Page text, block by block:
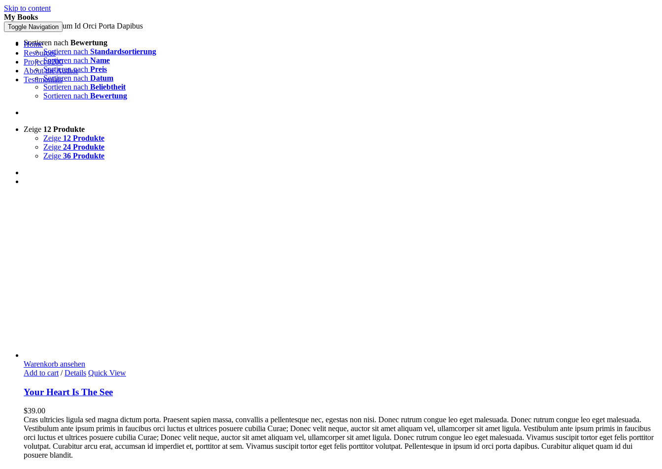
Skip to content
Toggle Navigation
Home
Resources
Project 8200
About the Author
Testimonials
My Books
Pellentesque In Ipsum Id Orci Porta Dapibus
Sortieren nach Bewertung
Sortieren nach Standardsortierung
Sortieren nach Name
Sortieren nach Preis
Sortieren nach Datum
Sortieren nach Beliebtheit
Sortieren nach Bewertung
Zeige 12 Produkte
Zeige 12 Produkte
Zeige 24 Produkte
Zeige 36 Produkte
Warenkorb ansehen
Add to cart / Details Quick View
Your Heart Is The See
$39.00
Cras ultricies ligula sed magna dictum porta. Praesent sapien massa, convallis a pellentesque nec, egestas non nisi. Donec rutrum congue leo eget malesuada. Donec rutrum congue leo eget malesuada.
Vestibulum ante ipsum primis in faucibus orci luctus et ultrices posuere cubilia Curae; Donec velit neque, auctor sit amet aliquam vel, ullamcorper sit amet ligula. Vestibulum ante ipsum primis in faucibus
orci luctus et ultrices posuere cubilia Curae; Donec velit neque, auctor sit amet aliquam vel, ullamcorper sit amet ligula. Donec rutrum congue leo eget malesuada. Vivamus suscipit tortor eget felis porttitor
volutpat. Curabitur arcu erat, accumsan id imperdiet et, porttitor at sem. Vivamus suscipit tortor eget felis porttitor volutpat. Pellentesque in ipsum id orci porta dapibus. Curabitur aliquet quam id dui
posuere blandit.